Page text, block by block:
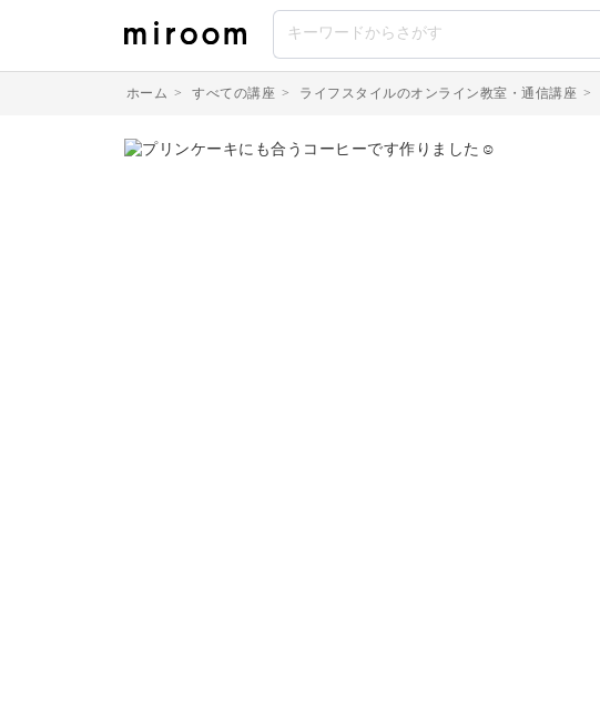
ホーム > すべての講座 > ライフスタイルのオンライン教室・通信講座 >